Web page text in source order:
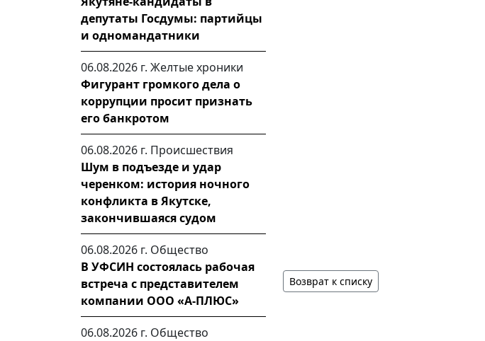
депутаты Госдумы: партийцы
и одномандатники
06.08.2026 г. Желтые хроники
Фигурант громкого дела о
коррупции просит признать
его банкротом
06.08.2026 г. Происшествия
Шум в подъезде и удар
черенком: история ночного
конфликта в Якутске,
закончившаяся судом
06.08.2026 г. Общество
В УФСИН состоялась рабочая
встреча с представителем
компании ООО «А-ПЛЮС»
06.08.2026 г. Общество
Возврат к списку